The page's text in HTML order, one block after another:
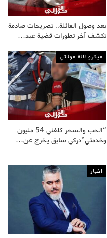
بعد وصول العائلة.. تصريحات صادمة
تكشف آخر تطورات قضية عبد…
ميكرو لالة مولاتي
“الحب والسحر كلفني 54 مليون
وخدمتي”دركي سابق يخرج عن…
اخبار